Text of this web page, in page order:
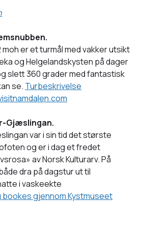
er et turmål med vakker utsikt
og Helgelandskysten på dager
slett 360 grader med fantastisk
se. Turbeskrivelse
Gjæslingan.
var i sin tid det største
og er i dag et fredet
av Norsk Kulturarv. På
dra på dagstur ut til
i vaskeekte
gjennom Kystmuseet